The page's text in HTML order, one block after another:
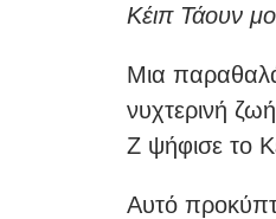
Κέιπ Τάουν
Μια
νυχτερινή
Ζ ψήφισε το
Αυτό